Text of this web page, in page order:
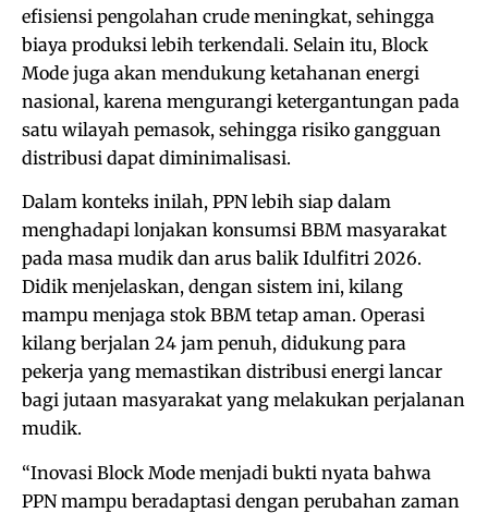
efisiensi pengolahan crude meningkat, sehingga
biaya produksi lebih terkendali. Selain itu, Block
Mode juga akan mendukung ketahanan energi
nasional, karena mengurangi ketergantungan pada
satu wilayah pemasok, sehingga risiko gangguan
distribusi dapat diminimalisasi.
Dalam konteks inilah, PPN lebih siap dalam
menghadapi lonjakan konsumsi BBM masyarakat
pada masa mudik dan arus balik Idulfitri 2026.
Didik menjelaskan, dengan sistem ini, kilang
mampu menjaga stok BBM tetap aman. Operasi
kilang berjalan 24 jam penuh, didukung para
pekerja yang memastikan distribusi energi lancar
bagi jutaan masyarakat yang melakukan perjalanan
mudik.
“Inovasi Block Mode menjadi bukti nyata bahwa
PPN mampu beradaptasi dengan perubahan zaman